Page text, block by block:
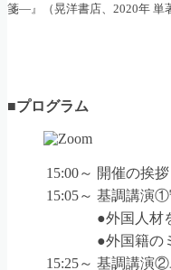
箋―』（晃洋書店、2020年 単
■プログラム
15:00～ 開催の挨拶
15:05～ 基調講演①
●外国人材
●外国籍の
15:25～ 基調講演②